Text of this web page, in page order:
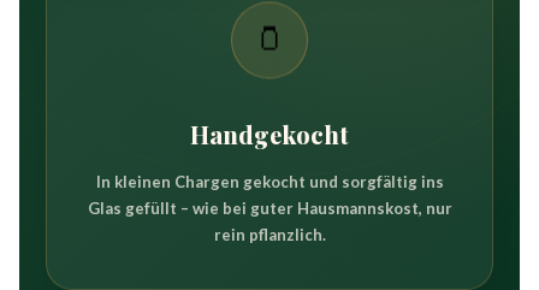
🫙
Handgekocht
In kleinen Chargen gekocht und sorgfältig ins
Glas gefüllt – wie bei guter Hausmannskost, nur
rein pflanzlich.